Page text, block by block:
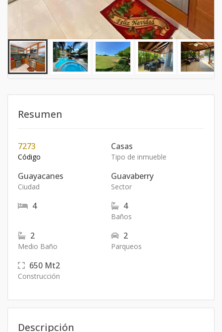
Resumen
7273
Código
Casas
Tipo de inmueble
Guayacanes
Ciudad
Guavaberry
Sector
4 4
Baños
2
Medio Baño
2
Parqueos
650 Mt2
Construcción
Descripción